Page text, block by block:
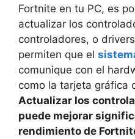
Fortnite en tu PC, es
actualizar los
controladores, o
permiten que el
comunique con el
como la tarjeta gráfica
Actualizar los
puede mejorar
rendimiento de